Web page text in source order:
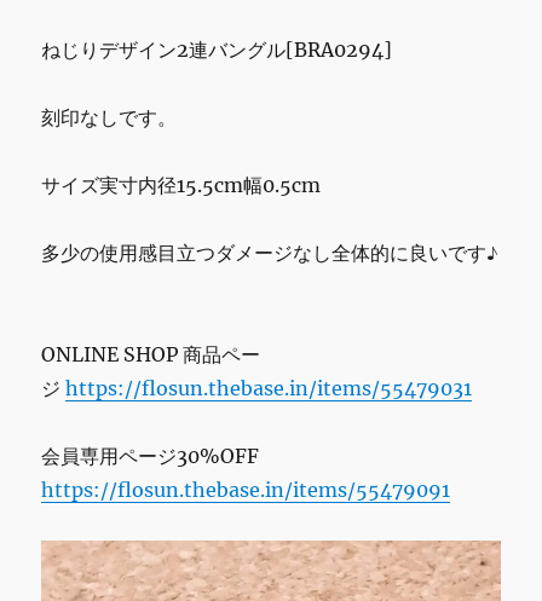
ねじりデザイン2連バングル[BRA0294]
刻印なしです。
サイズ実寸内径15.5cm幅0.5cm
多少の使用感目立つダメージなし全体的に良いです♪
ONLINE SHOP 商品ペー
ジhttps://flosun.thebase.in/items/55479031
会員専用ページ30%OFF
https://flosun.thebase.in/items/55479091